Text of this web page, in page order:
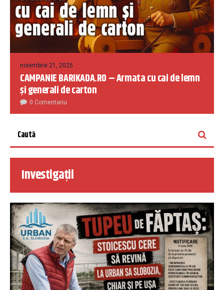
noiembrie 21, 2025
CAMPANIE BARIKADA.RO – Armata cu cai de lemn
și generali de carton
0 Comentariu
Investigații